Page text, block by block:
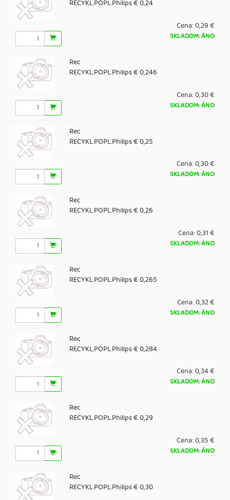
RECYKL.POPL.Philips € 0,24
Cena:0,29 €
SKLADOM: ÁNO
Rec
RECYKL.POPL.Philips € 0,246
Cena:0,30 €
SKLADOM: ÁNO
Rec
RECYKL.POPL.Philips € 0,25
Cena:0,30 €
SKLADOM: ÁNO
Rec
RECYKL.POPL.Philips € 0,26
Cena:0,31 €
SKLADOM: ÁNO
Rec
RECYKL.POPL.Philips € 0,265
Cena:0,32 €
SKLADOM: ÁNO
Rec
RECYKL.POPL.Philips € 0,284
Cena:0,34 €
SKLADOM: ÁNO
Rec
RECYKL.POPL.Philips € 0,29
Cena:0,35 €
SKLADOM: ÁNO
Rec
RECYKL.POPL.Philips € 0,30